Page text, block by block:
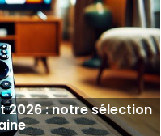
2026 : notre sélection